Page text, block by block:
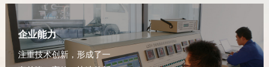
企业能力
注重技术创新，形成了一